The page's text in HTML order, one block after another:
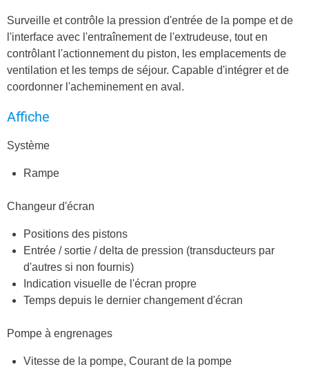
Surveille et contrôle la pression d'entrée de la pompe et de
l'interface avec l'entraînement de l'extrudeuse, tout en
contrôlant l'actionnement du piston, les emplacements de
ventilation et les temps de séjour. Capable d'intégrer et de
coordonner l'acheminement en aval.
Affiche
Système
Rampe
Changeur d'écran
Positions des pistons
Entrée / sortie / delta de pression (transducteurs par
d'autres si non fournis)
Indication visuelle de l'écran propre
Temps depuis le dernier changement d'écran
Pompe à engrenages
Vitesse de la pompe, Courant de la pompe